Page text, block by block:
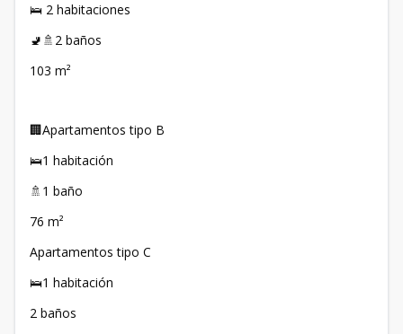
🛌 2 habitaciones
🚽🚿2 baños
103 m²
🏢Apartamentos tipo B
🛌1 habitación
🚿1 baño
76 m²
Apartamentos tipo C
🛌1 habitación
2 baños